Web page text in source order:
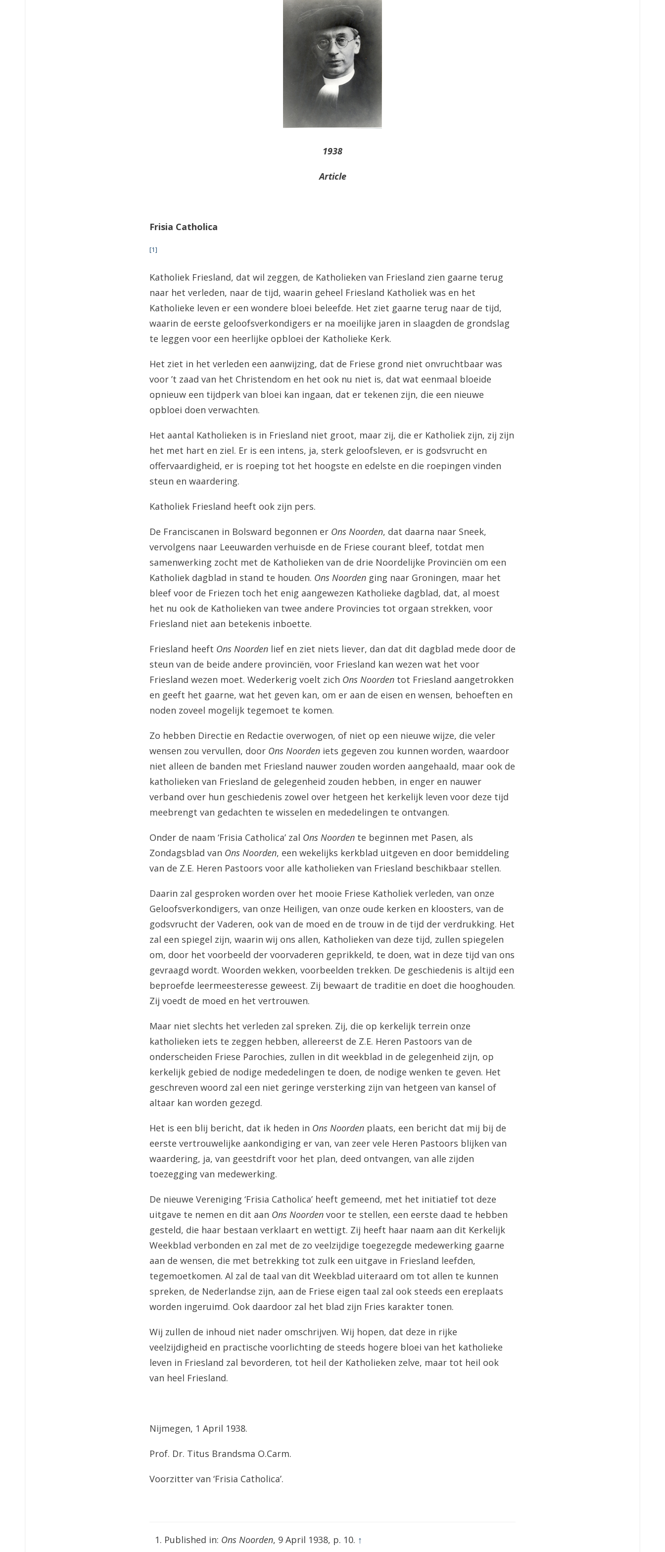
1938
Article
Frisia Catholica
[1]
Katholiek Friesland, dat wil zeggen, de Katholieken van Friesland zien gaarne terug
naar het verleden, naar de tijd, waarin geheel Friesland Katholiek was en het
Katholieke leven er een wondere bloei beleefde. Het ziet gaarne terug naar de tijd,
waarin de eerste geloofsverkondigers er na moeilijke jaren in slaagden de grondslag
te leggen voor een heerlijke opbloei der Katholieke Kerk.
Het ziet in het verleden een aanwijzing, dat de Friese grond niet onvruchtbaar was
voor ’t zaad van het Christendom en het ook nu niet is, dat wat eenmaal bloeide
opnieuw een tijdperk van bloei kan ingaan, dat er tekenen zijn, die een nieuwe
opbloei doen verwachten.
Het aantal Katholieken is in Friesland niet groot, maar zij, die er Katholiek zijn, zij zijn
het met hart en ziel. Er is een intens, ja, sterk geloofsleven, er is godsvrucht en
offervaardigheid, er is roeping tot het hoogste en edelste en die roepingen vinden
steun en waardering.
Katholiek Friesland heeft ook zijn pers.
De Franciscanen in Bolsward begonnen er Ons Noorden, dat daarna naar Sneek,
vervolgens naar Leeuwarden verhuisde en de Friese courant bleef, totdat men
samenwerking zocht met de Katholieken van de drie Noordelijke Provinciën om een
Katholiek dagblad in stand te houden. Ons Noorden ging naar Groningen, maar het
bleef voor de Friezen toch het enig aangewezen Katholieke dagblad, dat, al moest
het nu ook de Katholieken van twee andere Provincies tot orgaan strekken, voor
Friesland niet aan betekenis inboette.
Friesland heeft Ons Noorden lief en ziet niets liever, dan dat dit dagblad mede door de
steun van de beide andere provinciën, voor Friesland kan wezen wat het voor
Friesland wezen moet. Wederkerig voelt zich Ons Noorden tot Friesland aangetrokken
en geeft het gaarne, wat het geven kan, om er aan de eisen en wensen, behoeften en
noden zoveel mogelijk tegemoet te komen.
Zo hebben Directie en Redactie overwogen, of niet op een nieuwe wijze, die veler
wensen zou vervullen, door Ons Noorden iets gegeven zou kunnen worden, waardoor
niet alleen de banden met Friesland nauwer zouden worden aangehaald, maar ook de
katholieken van Friesland de gelegenheid zouden hebben, in enger en nauwer
verband over hun geschiedenis zowel over hetgeen het kerkelijk leven voor deze tijd
meebrengt van gedachten te wisselen en mededelingen te ontvangen.
Onder de naam ‘Frisia Catholica’ zal Ons Noorden te beginnen met Pasen, als
Zondagsblad van Ons Noorden, een wekelijks kerkblad uitgeven en door bemiddeling
van de Z.E. Heren Pastoors voor alle katholieken van Friesland beschikbaar stellen.
Daarin zal gesproken worden over het mooie Friese Katholiek verleden, van onze
Geloofsverkondigers, van onze Heiligen, van onze oude kerken en kloosters, van de
godsvrucht der Vaderen, ook van de moed en de trouw in de tijd der verdrukking. Het
zal een spiegel zijn, waarin wij ons allen, Katholieken van deze tijd, zullen spiegelen
om, door het voorbeeld der voorvaderen geprikkeld, te doen, wat in deze tijd van ons
gevraagd wordt. Woorden wekken, voorbeelden trekken. De geschiedenis is altijd een
beproefde leermeesteresse geweest. Zij bewaart de traditie en doet die hooghouden.
Zij voedt de moed en het vertrouwen.
Maar niet slechts het verleden zal spreken. Zij, die op kerkelijk terrein onze
katholieken iets te zeggen hebben, allereerst de Z.E. Heren Pastoors van de
onderscheiden Friese Parochies, zullen in dit weekblad in de gelegenheid zijn, op
kerkelijk gebied de nodige mededelingen te doen, de nodige wenken te geven. Het
geschreven woord zal een niet geringe versterking zijn van hetgeen van kansel of
altaar kan worden gezegd.
Het is een blij bericht, dat ik heden in Ons Noorden plaats, een bericht dat mij bij de
eerste vertrouwelijke aankondiging er van, van zeer vele Heren Pastoors blijken van
waardering, ja, van geestdrift voor het plan, deed ontvangen, van alle zijden
toezegging van medewerking.
De nieuwe Vereniging ‘Frisia Catholica’ heeft gemeend, met het initiatief tot deze
uitgave te nemen en dit aan Ons Noorden voor te stellen, een eerste daad te hebben
gesteld, die haar bestaan verklaart en wettigt. Zij heeft haar naam aan dit Kerkelijk
Weekblad verbonden en zal met de zo veelzijdige toegezegde medewerking gaarne
aan de wensen, die met betrekking tot zulk een uitgave in Friesland leefden,
tegemoetkomen. Al zal de taal van dit Weekblad uiteraard om tot allen te kunnen
spreken, de Nederlandse zijn, aan de Friese eigen taal zal ook steeds een ereplaats
worden ingeruimd. Ook daardoor zal het blad zijn Fries karakter tonen.
Wij zullen de inhoud niet nader omschrijven. Wij hopen, dat deze in rijke
veelzijdigheid en practische voorlichting de steeds hogere bloei van het katholieke
leven in Friesland zal bevorderen, tot heil der Katholieken zelve, maar tot heil ook
van heel Friesland.
Nijmegen, 1 April 1938.
Prof. Dr. Titus Brandsma O.Carm.
Voorzitter van ‘Frisia Catholica’.
Published in: Ons Noorden, 9 April 1938, p. 10. ↑